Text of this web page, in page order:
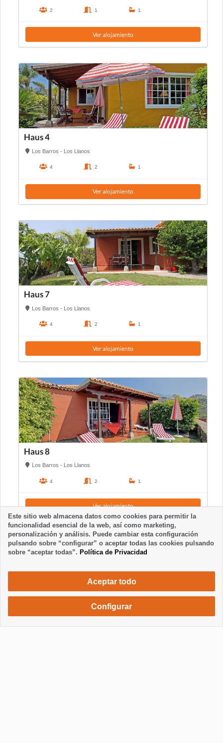
2 1 1
Ver alojamiento
Haus 4
Los Barros - Los Llanos
4 2 1
Ver alojamiento
Haus 7
Los Barros - Los Llanos
4 2 1
Ver alojamiento
Haus 8
Los Barros - Los Llanos
4 2 1
Ver alojamiento
520 €/ semana
Este sitio web almacena datos como cookies para permitir la
funcionalidad esencial de la web, así como marketing,
personalización y análisis. Puede cambiar esta configuración
pulsando sobre “configurar” o aceptar todas las cookies pulsando
sobre “aceptar todas”. Política de Privacidad
Aceptar todo
Configurar